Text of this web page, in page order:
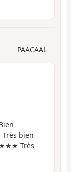
PAACAAL
bien
Très